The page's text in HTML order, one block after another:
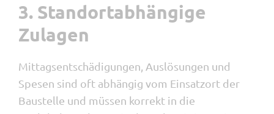
3. Standortabhängige
Zulagen
Mittagsentschädigungen, Auslösungen und
Spesen sind oft abhängig vom Einsatzort der
Baustelle und müssen korrekt in die